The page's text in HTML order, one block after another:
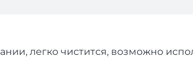
лег­ко чис­тится, воз­можно